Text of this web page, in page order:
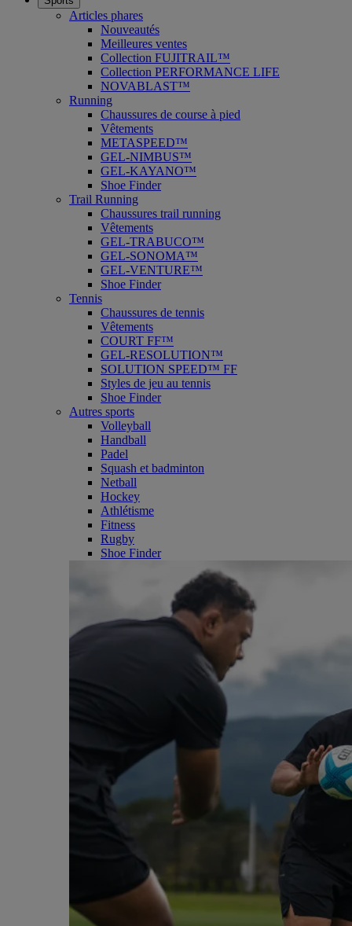
Articles phares
Nouveautés
Meilleures ventes
Collection FUJITRAIL™
Collection PERFORMANCE LIFE
NOVABLAST™
Running
Chaussures de course à pied
Vêtements
METASPEED™
GEL-NIMBUS™
GEL-KAYANO™
Shoe Finder
Trail Running
Chaussures trail running
Vêtements
GEL-TRABUCO™
GEL-SONOMA™
GEL-VENTURE™
Shoe Finder
Tennis
Chaussures de tennis
Vêtements
COURT FF™
GEL-RESOLUTION™
SOLUTION SPEED™ FF
Styles de jeu au tennis
Shoe Finder
Autres sports
Volleyball
Handball
Padel
Squash et badminton
Netball
Hockey
Athlétisme
Fitness
Rugby
Shoe Finder